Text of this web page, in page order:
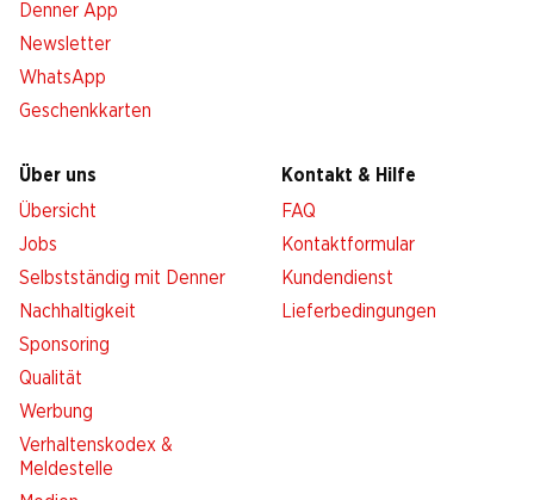
Denner App
Newsletter
WhatsApp
Geschenkkarten
Über uns
Übersicht
Jobs
Selbstständig mit Denner
Nachhaltigkeit
Sponsoring
Qualität
Werbung
Verhaltenskodex &
Meldestelle
Kontakt & Hilfe
FAQ
Kontaktformular
Kundendienst
Lieferbedingungen